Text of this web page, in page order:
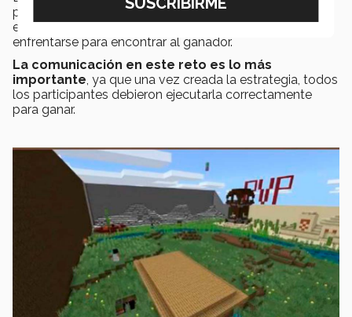
participantes pueden esconderse para evitar ser
eliminados, pero los últimos dos equipos tuvieron que
enfrentarse para encontrar al ganador.
La comunicación en este reto es lo más
importante, ya que una vez creada la estrategia, todos
los participantes debieron ejecutarla correctamente
para ganar.